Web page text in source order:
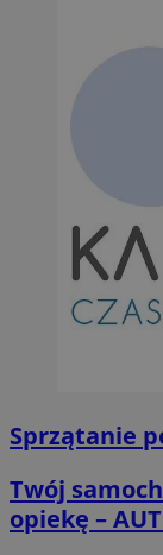
Sprzątanie
Twój
opiekę –